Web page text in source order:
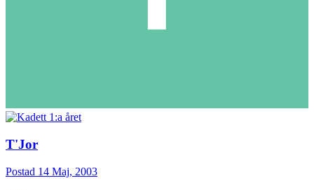
T'Jor
Postad 14 Maj, 2003